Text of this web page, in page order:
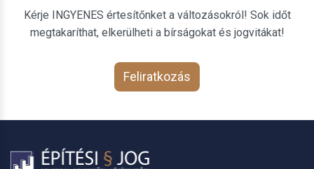
Kérje INGYENES értesítőnket a változásokról! Sok időt
megtakaríthat, elkerülheti a bírságokat és jogvitákat!
Feliratkozás